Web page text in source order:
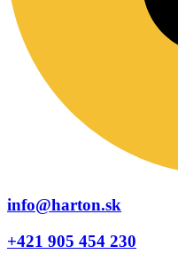
info@harton.sk
+421 905 454 230